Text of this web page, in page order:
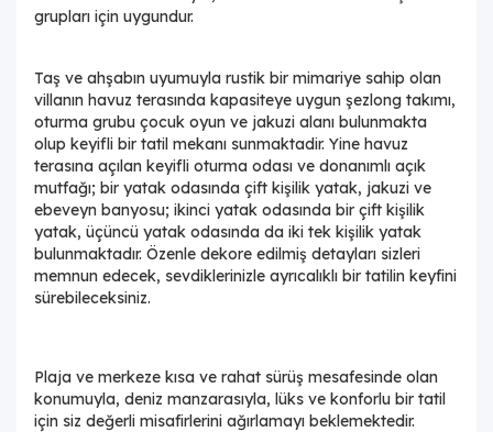
grupları için uygundur.
Taş ve ahşabın uyumuyla rustik bir mimariye sahip olan
villanın havuz terasında kapasiteye uygun şezlong takımı,
oturma grubu çocuk oyun ve jakuzi alanı bulunmakta
olup keyifli bir tatil mekanı sunmaktadir. Yine havuz
terasına açılan keyifli oturma odası ve donanımlı açık
mutfağı; bir yatak odasında çift kişilik yatak, jakuzi ve
ebeveyn banyosu; ikinci yatak odasında bir çift kişilik
yatak, üçüncü yatak odasında da iki tek kişilik yatak
bulunmaktadır. Özenle dekore edilmiş detayları sizleri
memnun edecek, sevdiklerinizle ayrıcalıklı bir tatilin keyfini
sürebileceksiniz.
Plaja ve merkeze kısa ve rahat sürüş mesafesinde olan
konumuyla, deniz manzarasıyla, lüks ve konforlu bir tatil
için siz değerli misafirlerini ağırlamayı beklemektedir.